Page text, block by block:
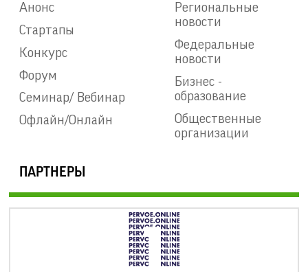
Анонс
Стартапы
Конкурс
Форум
Семинар/ Вебинар
Офлайн/Онлайн
Региональные
новости
Федеральные
новости
Бизнес -
образование
Общественные
организации
ПАРТНЕРЫ